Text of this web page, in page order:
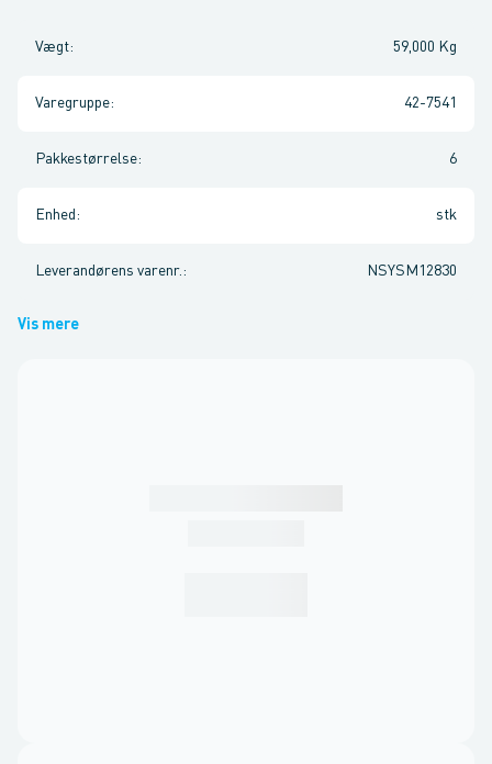
Vægt: 59,000 Kg
Varegruppe: 42-7541
Pakkestørrelse: 6
Enhed : stk
Leverandørens varenr. : NSYSM12830
Vis mere